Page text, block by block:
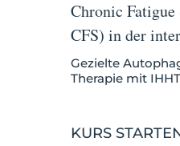
Chronic
CFS) in der
Gezielte
Therapie mit
KURS